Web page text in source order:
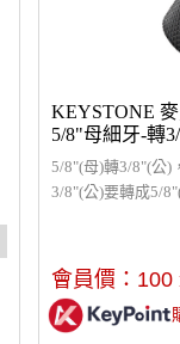
KEYSTONE
5/8"母細牙-轉
5/8"(母)轉3/8"(公)
3/8"(公)要轉成5/
會員價： 100